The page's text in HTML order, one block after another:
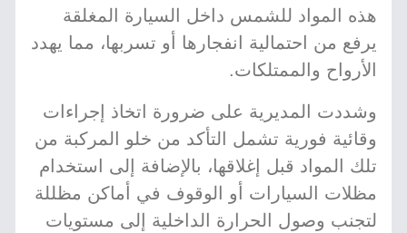
هذه المواد للشمس داخل السيارة المغلقة
يرفع من احتمالية انفجارها أو تسربها، مما يهدد
الأرواح والممتلكات.
وشددت المديرية على ضرورة اتخاذ إجراءات
وقائية فورية تشمل التأكد من خلو المركبة من
تلك المواد قبل إغلاقها، بالإضافة إلى استخدام
مظلات السيارات أو الوقوف في أماكن مظللة
لتجنب وصول الحرارة الداخلية إلى مستويات